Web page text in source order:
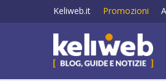
Keliweb.it Promozioni